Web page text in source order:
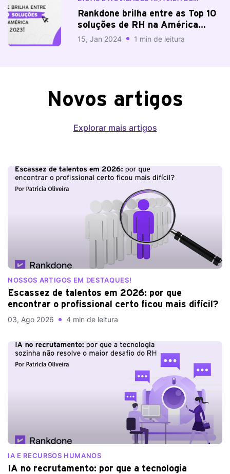
RECURSOS HUMANOS | BLOG
RANKDONE
Rankdone brilha entre as Top 10
soluções de RH na América
Latina em 2023.
15, Jan 2024 1 min de leitura
Novos artigos
Explorar mais artigos
NOSSOS ARTIGOS EM DESTAQUES!
Escassez de talentos em 2026: por que
encontrar o profissional certo ficou mais difícil?
03, Ago 2026 4 min de leitura
IA E RECURSOS HUMANOS
IA no recrutamento: por que a tecnologia